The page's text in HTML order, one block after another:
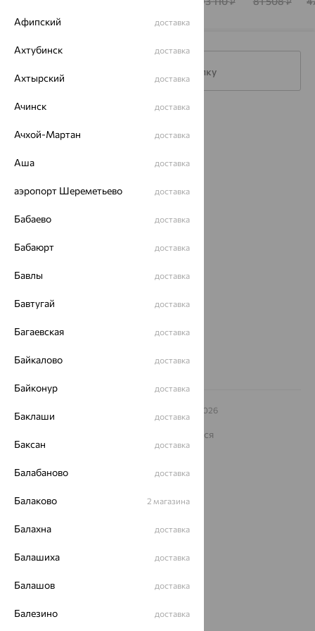
Подписаться на рассылку
Покупателям
О нас
Магазины и доставка г. Липецк
еще 3
Другие города
Заказать звонок
– 2026
Архив акций
Карта сайта
На информационном ресурсе применяются
рекомендательные технологии
Политика конфеденциальности
Разработка сайта —
Афипский доставка
Ахтубинск доставка
Ахтырский доставка
Ачинск доставка
Ачхой-Мартан доставка
Аша доставка
аэропорт Шереметьево доставка
Бабаево доставка
Бабаюрт доставка
Бавлы доставка
Бавтугай доставка
Багаевская доставка
Байкалово доставка
Байконур доставка
Баклаши доставка
Баксан доставка
Балабаново доставка
Балаково 2 магазина
Балахна доставка
Балашиха доставка
Балашов доставка
Балезино доставка